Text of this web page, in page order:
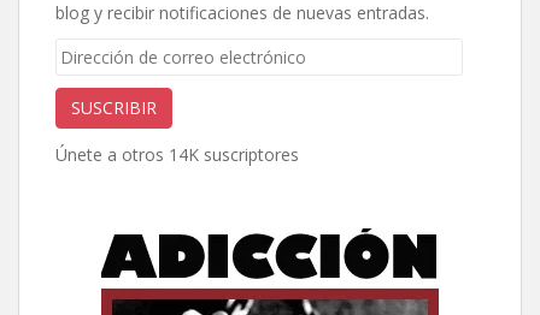
blog y recibir notificaciones de nuevas entradas.
Dirección
correo
electrónico
SUSCRIBIR
Únete a otros 14K suscriptores